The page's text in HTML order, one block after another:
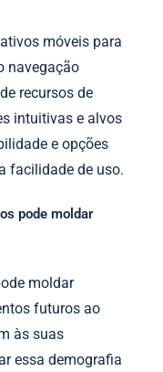
móveis para
navegação
recursos de
intuitivas e alvos
e opções
facilidade de uso.
pode moldar
moldar
futuros ao
às suas
essa demografia